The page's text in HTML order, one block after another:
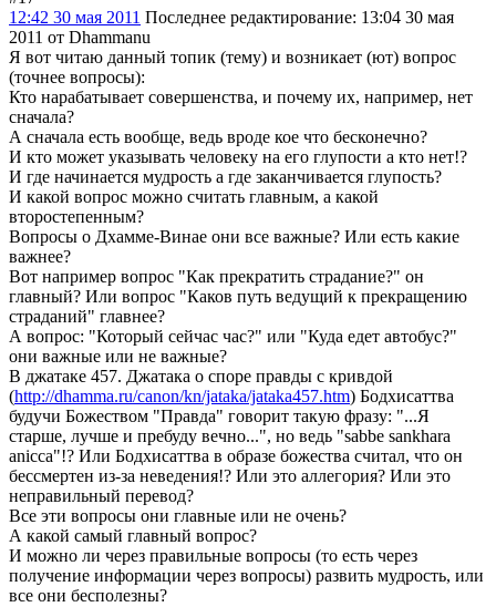
12:42 30 мая 2011 Последнее редактирование: 13:04 30 мая
2011 от Dhammanu
Я вот читаю данный топик (тему) и возникает (ют) вопрос
(точнее вопросы):
Кто нарабатывает совершенства, и почему их, например, нет
сначала?
А сначала есть вообще, ведь вроде кое что бесконечно?
И кто может указывать человеку на его глупости а кто нет!?
И где начинается мудрость а где заканчивается глупость?
И какой вопрос можно считать главным, а какой
второстепенным?
Вопросы о Дхамме-Винае они все важные? Или есть какие
важнее?
Вот например вопрос "Как прекратить страдание?" он
главный? Или вопрос "Каков путь ведущий к прекращению
страданий" главнее?
А вопрос: "Который сейчас час?" или "Куда едет автобус?"
они важные или не важные?
В джатаке 457. Джатака о споре правды с кривдой
(http://dhamma.ru/canon/kn/jataka/jataka457.htm) Бодхисаттва
будучи Божеством "Правда" говорит такую фразу: "...Я
старше, лучше и пребуду вечно...", но ведь "sabbe sankhara
anicca"!? Или Бодхисаттва в образе божества считал, что он
бессмертен из-за неведения!? Или это аллегория? Или это
неправильный перевод?
Все эти вопросы они главные или не очень?
А какой самый главный вопрос?
И можно ли через правильные вопросы (то есть через
получение информации через вопросы) развить мудрость, или
все они бесполезны?